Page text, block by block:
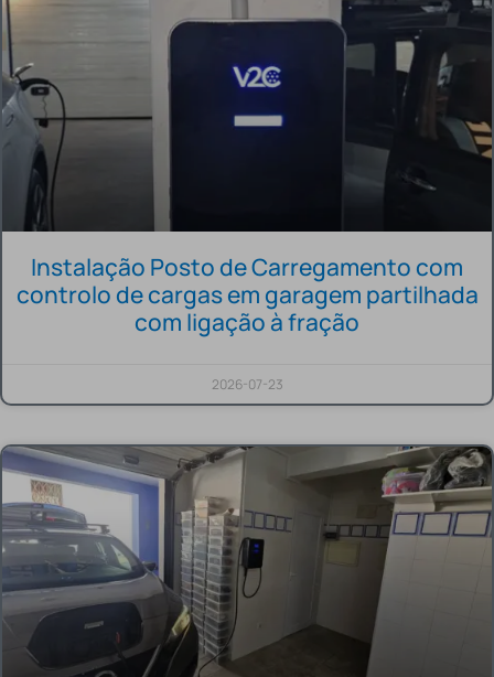
Instalação Posto de Carregamento com
controlo de cargas em garagem partilhada
com ligação à fração
2026-07-23